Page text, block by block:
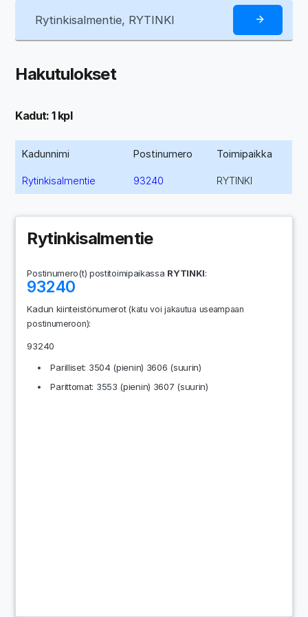
Hakutulokset
Kadut: 1 kpl
Kadunnimi Postinumero Toimipaikka
Rytinkisalmentie 93240 RYTINKI
Rytinkisalmentie
Postinumero(t) postitoimipaikassa RYTINKI:
93240
Kadun kiinteistönumerot(katu voi jakautua useampaan
postinumeroon):
93240
Parilliset: 3504 (pienin) 3606 (suurin)
Parittomat: 3553 (pienin) 3607 (suurin)